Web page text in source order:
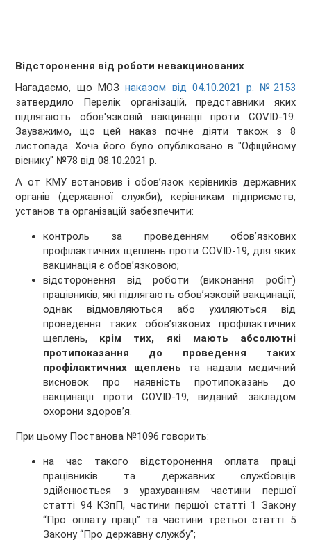
Відсторонення від роботи невакцинованих
Нагадаємо, що МОЗнаказом від 04.10.2021 р. №2153
затвердило Перелік організацій, представники яких
підлягають обов'язковій вакцинації проти COVID-19.
Зауважимо, що цей наказ почне діяти також з 8
листопада. Хоча його було опубліковано в "Офіційному
віснику" №78 від 08.10.2021 р.
А от КМУ встановив і обов’язок керівників державних
органів (державної служби), керівникам підприємств,
установ та організацій забезпечити:
контроль за проведенням обов’язкових
профілактичних щеплень проти СOVID-19, для яких
вакцинація є обов’язковою;
відсторонення від роботи (виконання робіт)
працівників, які підлягають обов’язковій вакцинації,
однак відмовляються або ухиляються від
проведення таких обов’язкових профілактичних
щеплень, крім тих, які мають абсолютні
протипоказання до проведення таких
профілактичних щеплень та надали медичний
висновок про наявність протипоказань до
вакцинації проти СOVID-19, виданий закладом
охорони здоров’я.
При цьому Постанова №1096 говорить:
на час такого відсторонення оплата праці
працівників та державних службовців
здійснюється з урахуванням частини першої
статті 94 КЗпП, частини першої статті 1 Закону
“Про оплату праці” та частини третьої статті 5
Закону “Про державну службу”;